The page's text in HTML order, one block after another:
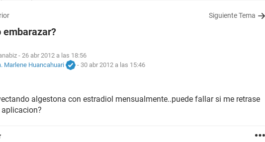
Siguiente Tema
embarazar?
- 26 abr 2012 a las 18:56
Marlene Huancahuari
- 30 abr 2012 a las 15:46
algestona con estradiol mensualmente..puede fallar si me retrase